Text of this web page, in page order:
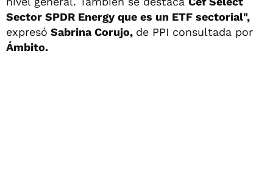
Sector SPDR Energy que es un ETF sectorial",
expresó Sabrina Corujo, de PPI consultada por
Ámbito.